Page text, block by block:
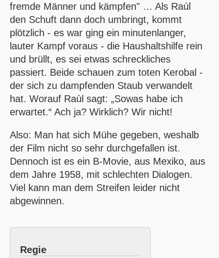
fremde Männer und kämpfen" … Als Raúl
den Schuft dann doch umbringt, kommt
plötzlich - es war ging ein minutenlanger,
lauter Kampf voraus - die Haushaltshilfe rein
und brüllt, es sei etwas schreckliches
passiert. Beide schauen zum toten Kerobal -
der sich zu dampfenden Staub verwandelt
hat. Worauf Raùl sagt:
Sowas habe ich
erwartet.
Ach ja? Wirklich? Wir nicht!
Also: Man hat sich Mühe gegeben, weshalb
der Film nicht so sehr durchgefallen ist.
Dennoch ist es ein B-Movie, aus Mexiko, aus
dem Jahre 1958, mit schlechten Dialogen.
Viel kann man dem Streifen leider nicht
abgewinnen.
Regie